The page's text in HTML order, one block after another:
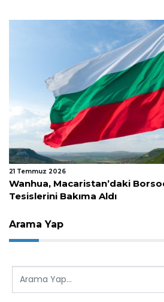
21 Temmuz 2026
Wanhua, Macaristan’daki
Tesislerini Bakıma Aldı
Arama Yap